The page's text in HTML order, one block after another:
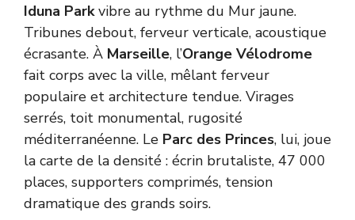
Iduna Parkvibre au rythme du Mur jaune.
Tribunes debout, ferveur verticale, acoustique
écrasante. À Marseille, l’Orange Vélodrome
fait corps avec la ville, mêlant ferveur
populaire et architecture tendue. Virages
serrés, toit monumental, rugosité
méditerranéenne. Le Parc des Princes, lui, joue
la carte de la densité : écrin brutaliste, 47 000
places, supporters comprimés, tension
dramatique des grands soirs.